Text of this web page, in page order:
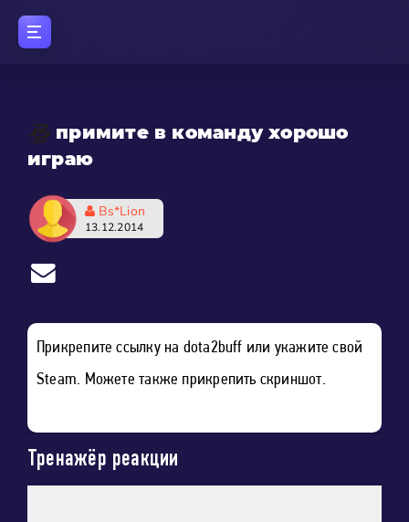
примите в команду хорошо
играю
Bs*Lion
13.12.2014
Прикрепите ссылку на dota2buff или укажите свой
Steam. Можете также прикрепить скриншот.
Тренажёр реакции